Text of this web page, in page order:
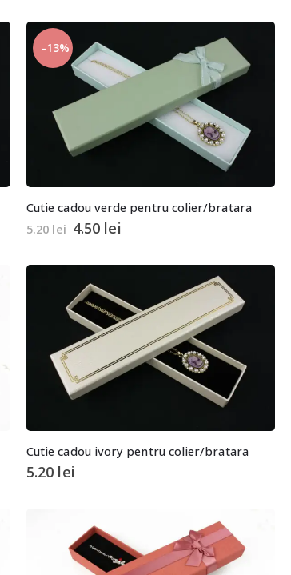
-13%
Cutie cadou verde pentru colier/bratara
5.20lei 4.50 lei
Cutie cadou ivory pentru colier/bratara
5.20 lei